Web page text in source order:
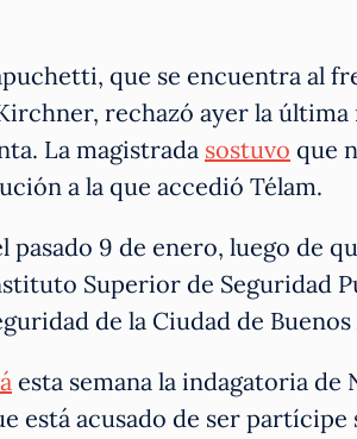
que se encuentra al
rechazó ayer la
La magistrada sostuvo que
a la que accedió Télam.
pasado 9 de enero, luego de
Superior de Seguridad
de la Ciudad de Buenos
esta semana la indagatoria
está acusado de ser